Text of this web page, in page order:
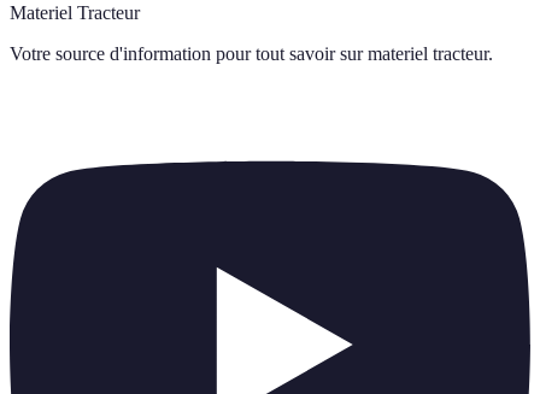
Materiel Tracteur
Votre source d'information pour tout savoir sur materiel tracteur.